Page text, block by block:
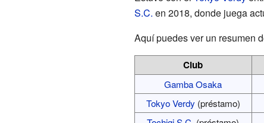
S.C. en 2018, donde juega
Aquí puedes ver un resumen
Club
Gamba Osaka
Tokyo Verdy (préstamo)